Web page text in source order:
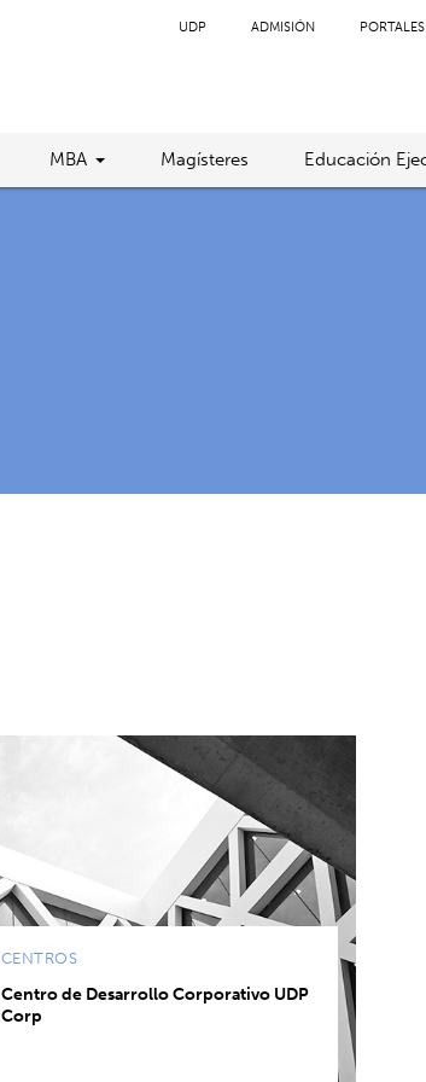
UDP ADMISIÓN
MBA Magísteres Educación
CENTROS
Centro de Desarrollo Corporativo UDP
Corp